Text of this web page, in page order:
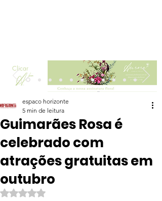
Clicar
Guimarães Rosa é
celebrado com
atrações gratuitas em
outubro
espaco horizonte
5 min de leitura
Avaliado com NaN de 5 estrelas.